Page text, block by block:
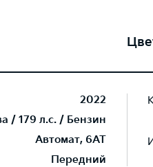
2022
/ 179 л.с. / Бензин
Автомат, 6AT
Передний